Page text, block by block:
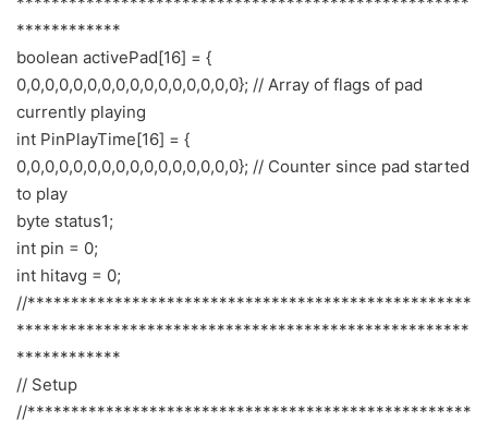
************
boolean activePad[16] = {
0,0,0,0,0,0,0,0,0,0,0,0,0,0,0,0}; // Array of flags of pad
currently playing
int PinPlayTime[16] = {
0,0,0,0,0,0,0,0,0,0,0,0,0,0,0,0}; // Counter since pad started
to play
byte status1;
int pin = 0;
int hitavg = 0;
//***************************************************
****************************************************
************
// Setup
//***************************************************